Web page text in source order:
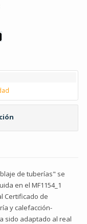
de tuberías" se
en el MF1154_1
Certificado de
y calefacción-
sido adaptado al real